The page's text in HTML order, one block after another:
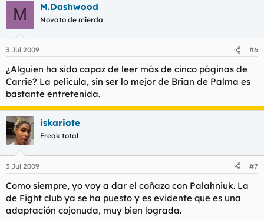
M M.Dashwood
Novato de mierda
3 Jul 2009 #6
¿Alguien ha sido capaz de leer más de cinco páginas de
Carrie? La película, sin ser lo mejor de Brian de Palma es
bastante entretenida.
iskariote
Freak total
3 Jul 2009 #7
Como siempre, yo voy a dar el coñazo con Palahniuk. La
de Fight club ya se ha puesto y es evidente que es una
adaptación cojonuda, muy bien lograda.